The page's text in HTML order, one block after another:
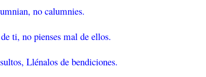
no calumnies.
ti, no pienses mal de ellos.
Llénalos de bendiciones.